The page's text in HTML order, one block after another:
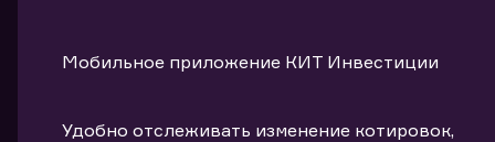
Мобильное приложение КИТ Инвестиции
Удобно отслеживать изменение котировок,